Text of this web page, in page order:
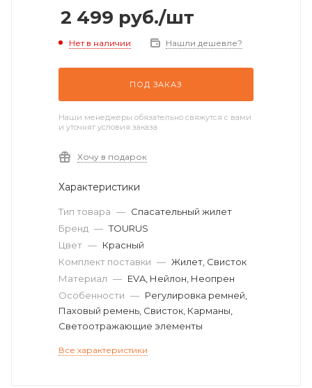
2 499 руб./шт
Нет в наличии Нашли дешевле?
ПОД ЗАКАЗ
Наши менеджеры обязательно свяжутся с вами
и уточнят условия заказа
Хочу в подарок
Характеристики
Тип товара — Спасательный жилет
Бренд — TOURUS
Цвет — Красный
Комплект поставки — Жилет, Свисток
Материал — EVA, Нейлон, Неопрен
Особенности — Регулировка ремней,
Паховый ремень, Свисток, Карманы,
Светоотражающие элементы
Все характеристики